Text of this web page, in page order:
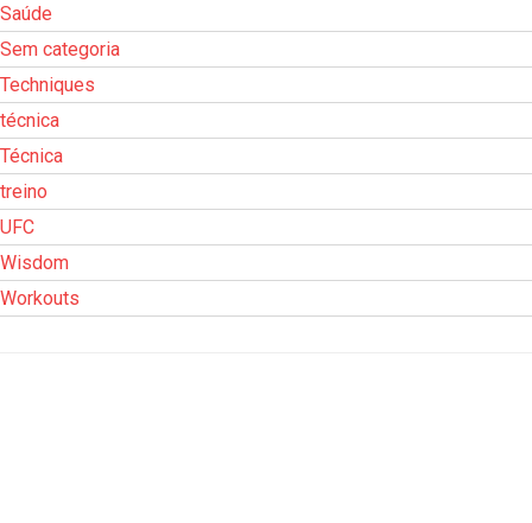
Saúde
Sem categoria
Techniques
técnica
Técnica
treino
UFC
Wisdom
Workouts